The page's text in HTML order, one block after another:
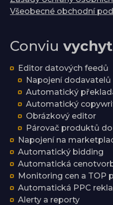
Všeobecné obchodní
Conviu
Editor datových feedů
Napojení dodavatelů
Automatický
Automatický
Obrázkový editor
Párovač produktů
Napojení na
Automatický bidding
Automatická
Monitoring cen a TOP
Automatická PPC
Alerty a reporty